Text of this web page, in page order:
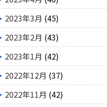
2023年3月 (45)
2023年2月 (43)
2023年1月 (42)
2022年12月 (37)
2022年11月 (42)